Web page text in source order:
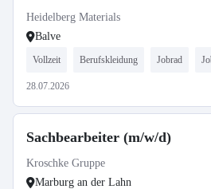
Heidelberg Materials
Balve
Vollzeit Berufskleidung Jobrad
28.07.2026
Sachbearbeiter (m/w/d)
Kroschke Gruppe
Marburg an der Lahn